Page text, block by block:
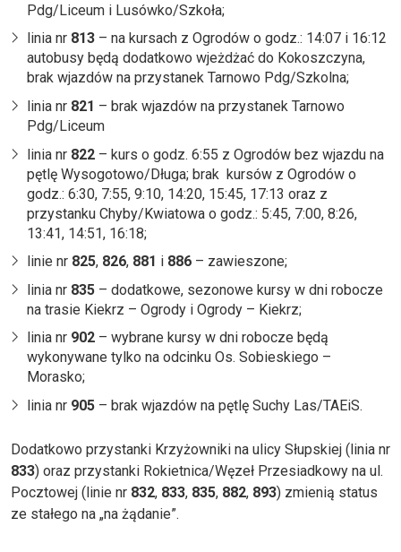
Pdg/Liceum i Lusówko/Szkoła;
linia nr 813 – na kursach z Ogrodów o godz.: 14:07 i 16:12
autobusy będą dodatkowo wjeżdżać do Kokoszczyna,
brak wjazdów na przystanek Tarnowo Pdg/Szkolna;
linia nr 821 – brak wjazdów na przystanek Tarnowo
Pdg/Liceum
linia nr 822 – kurs o godz. 6:55 z Ogrodów bez wjazdu na
pętlę Wysogotowo/Długa; brak kursów z Ogrodów o
godz.: 6:30, 7:55, 9:10, 14:20, 15:45, 17:13 oraz z
przystanku Chyby/Kwiatowa o godz.: 5:45, 7:00, 8:26,
13:41, 14:51, 16:18;
linie nr 825, 826, 881 i 886 – zawieszone;
linia nr 835 – dodatkowe, sezonowe kursy w dni robocze
na trasie Kiekrz – Ogrody i Ogrody – Kiekrz;
linia nr 902 – wybrane kursy w dni robocze będą
wykonywane tylko na odcinku Os. Sobieskiego –
Morasko;
linia nr 905 – brak wjazdów na pętlę Suchy Las/TAEiS.
Dodatkowo przystanki Krzyżowniki na ulicy Słupskiej (linia nr
833) oraz przystanki Rokietnica/Węzeł Przesiadkowy na ul.
Pocztowej (linie nr 832, 833, 835, 882, 893) zmienią status
ze stałego na „na żądanie”.